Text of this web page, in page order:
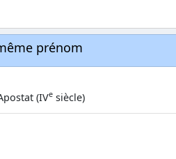
prénom
(IVe siècle)